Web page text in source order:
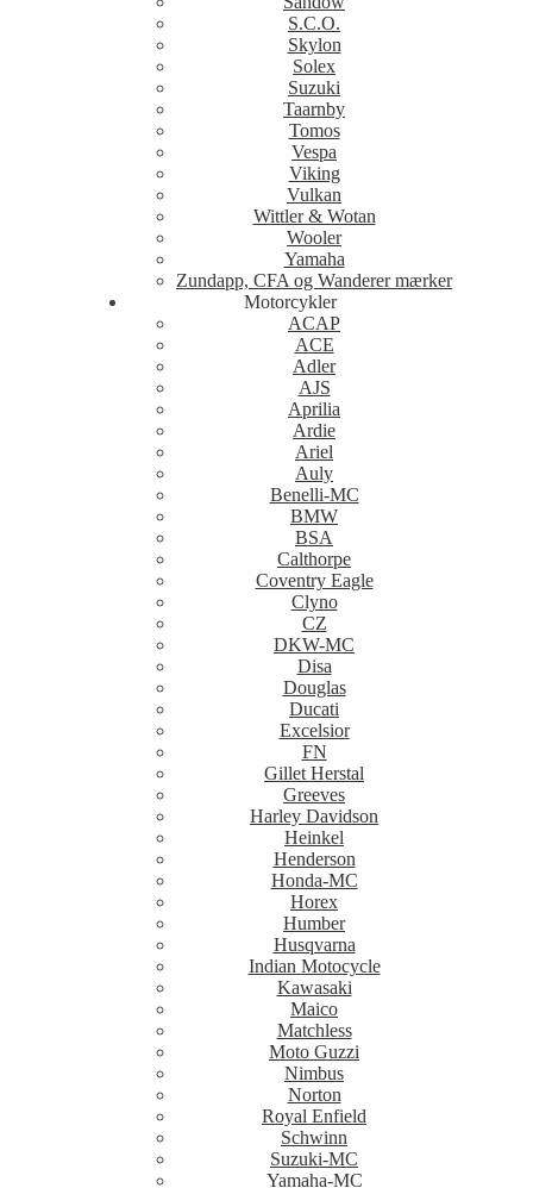
S.C.O.
Skylon
Solex
Suzuki
Taarnby
Tomos
Vespa
Viking
Vulkan
Wittler & Wotan
Wooler
Yamaha
Zundapp, CFA og Wanderer mærker
Motorcykler
ACAP
ACE
Adler
AJS
Aprilia
Ardie
Ariel
Auly
Benelli-MC
BMW
BSA
Calthorpe
Coventry Eagle
Clyno
CZ
DKW-MC
Disa
Douglas
Ducati
Excelsior
FN
Gillet Herstal
Greeves
Harley Davidson
Heinkel
Henderson
Honda-MC
Horex
Humber
Husqvarna
Indian Motocycle
Kawasaki
Maico
Matchless
Moto Guzzi
Nimbus
Norton
Royal Enfield
Schwinn
Suzuki-MC
Yamaha-MC